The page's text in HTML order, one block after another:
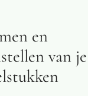
en
van je